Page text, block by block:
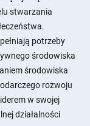
stwarzania
potrzeby
środowiska
środowiska
rozwoju
w swojej
działalności